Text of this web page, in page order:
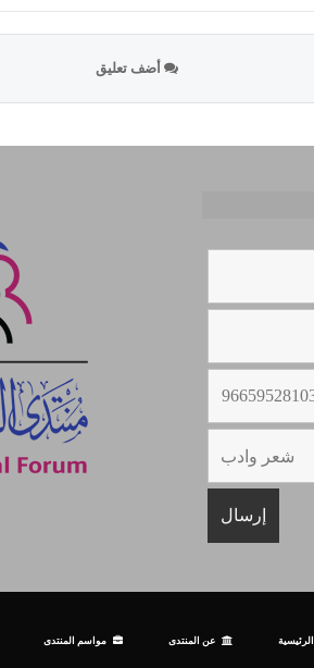
أضف تعليق
الرئيسية عن المنتدى مواسم المنتدى